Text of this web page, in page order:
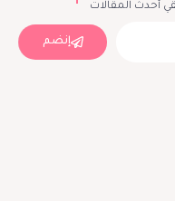
أحدث المقالات
إنضم